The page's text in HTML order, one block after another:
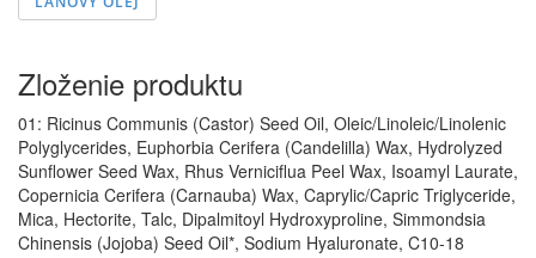
Zloženie produktu
01: Ricinus Communis (Castor) Seed Oil, Oleic/Linoleic/Linolenic
Polyglycerides, Euphorbia Cerifera (Candelilla) Wax, Hydrolyzed
Sunflower Seed Wax, Rhus Verniciflua Peel Wax, Isoamyl Laurate,
Copernicia Cerifera (Carnauba) Wax, Caprylic/Capric Triglyceride,
Mica, Hectorite, Talc, Dipalmitoyl Hydroxyproline, Simmondsia
Chinensis (Jojoba) Seed Oil*, Sodium Hyaluronate, C10-18